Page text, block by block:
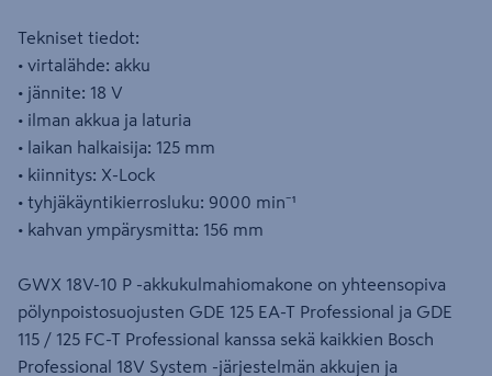
Tekniset tiedot:
• virtalähde: akku
• jännite: 18 V
• ilman akkua ja laturia
• laikan halkaisija: 125 mm
• kiinnitys: X-Lock
• tyhjäkäyntikierrosluku: 9000 min⁻¹
• kahvan ympärysmitta: 156 mm
GWX 18V-10 P -akkukulmahiomakone on yhteensopiva
pölynpoistosuojusten GDE 125 EA-T Professional ja GDE
115 / 125 FC-T Professional kanssa sekä kaikkien Bosch
Professional 18V System -järjestelmän akkujen ja